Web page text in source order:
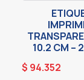
10.2 CM –
$ 94.352